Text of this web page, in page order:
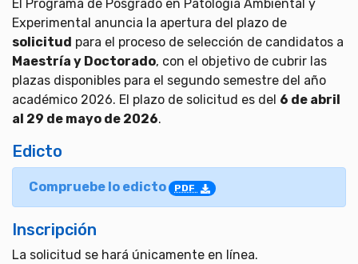
El Programa de Posgrado en Patología Ambiental y
Experimental anuncia la apertura del plazo de
solicitud para el proceso de selección de candidatos a
Maestría y Doctorado, con el objetivo de cubrir las
plazas disponibles para el segundo semestre del año
académico 2026. El plazo de solicitud es del 6 de abril
al 29 de mayo de 2026.
Edicto
Compruebe lo edicto PDF
Inscripción
La solicitud se hará únicamente en línea.